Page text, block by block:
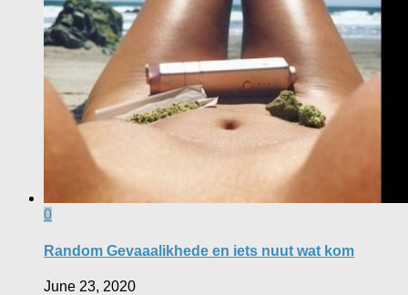
0
Random Gevaaalikhede en iets nuut wat kom
June 23, 2020